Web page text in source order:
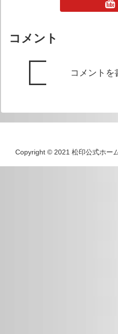
コメント
コメントを
Copyright © 2021 松印公式ホー